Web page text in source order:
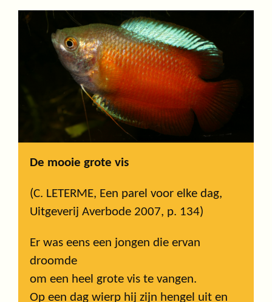
De mooie grote vis
(C. LETERME, Een parel voor elke dag,
Uitgeverij Averbode 2007, p. 134)
Er was eens een jongen die ervan
droomde
om een heel grote vis te vangen.
Op een dag wierp hij zijn hengel uit en